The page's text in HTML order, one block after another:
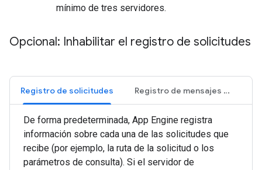
mínimo de tres servidores.
Opcional: Inhabilitar el registro de solicitudes
Registro de solicitudes Registro de mensajes en la consola
De forma predeterminada, App Engine registra
información sobre cada una de las solicitudes que
recibe (por ejemplo, la ruta de la solicitud o los
parámetros de consulta). Si el servidor de